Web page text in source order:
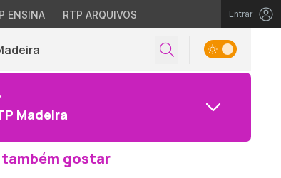
ENSINA RTP ARQUIVOS Entrar
Madeira
também gostar